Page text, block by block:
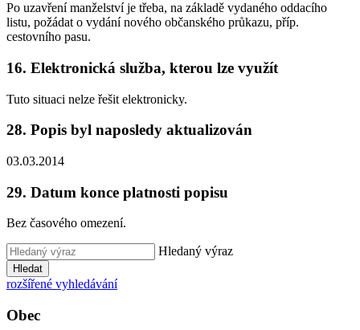
Po uzavření manželství je třeba, na základě vydaného oddacího
listu, požádat o vydání nového občanského průkazu, příp.
cestovního pasu.
16. Elektronická služba, kterou lze využít
Tuto situaci nelze řešit elektronicky.
28. Popis byl naposledy aktualizován
03.03.2014
29. Datum konce platnosti popisu
Bez časového omezení.
Hledaný výraz
Hledat
rozšířené vyhledávání
Obec